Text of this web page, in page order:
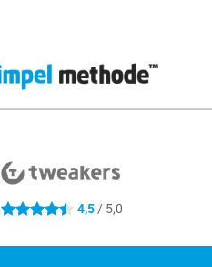
4.5 sterren 4,5/ 5,0